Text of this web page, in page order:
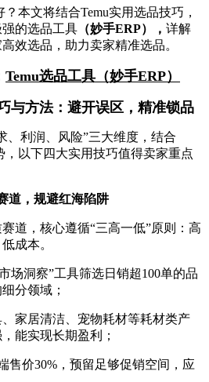
本文将结合Temu实用选品技巧，
的选品工具 （妙手ERP）， 详解
效选品，助力卖家精准选品。
Temu选品工具 （妙手ERP）
与方法：避开误区，精准锁品
、利润、风险”三大维度，结合
，以下四大实用技巧值得卖家重点
道，规避红海陷阱
道，核心遵循“三高一低”原则：高
成本。
场洞察”工具筛选日销超100单的品
分领域；
家居清洁、宠物耗材等耗材类产
能实现长期盈利；
售价30%，预留足够促销空间，应